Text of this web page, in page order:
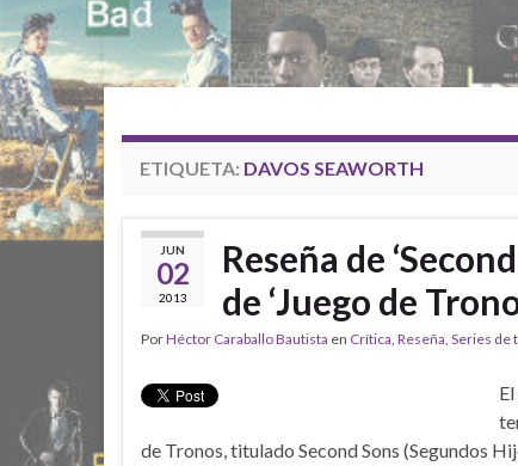
ETIQUETA: DAVOS SEAWORTH
JUN
02
2013
Reseña de
de ‘Juego de
PorHéctor Caraballo Bautista en Crítica, Reseña, Series de
de Tronos, titulado Second Sons (Segundos